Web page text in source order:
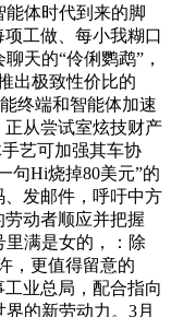
体时代到来的脚
工做、每小我糊口
天的“伶俐鹦鹉”，
出极致性价比的
终端和智能体加速
从尝试室炫技财产
艺可加强其车协
句Hi烧掉80美元”的
发邮件，呼吁中方
动者顺应并把握
满是女的，：除
，更值得留意的
业总局，配合指向
的新劳动力。3月